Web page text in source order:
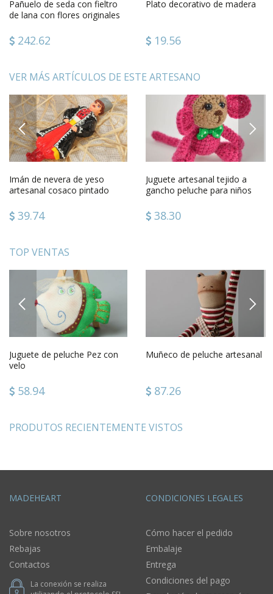
Pañuelo de seda con fieltro
de lana con flores originales
242.62
Plato decorativo de madera
19.56
VER MÁS ARTÍCULOS DE ESTE ARTESANO
PREVIOUS
Imán de nevera de yeso
artesanal cosaco pintado
39.74
Juguete artesanal tejido a
gancho peluche para niños
38.30
NEXT
TOP VENTAS
PREVIOUS
Juguete de peluche Pez con
velo
58.94
Muñeco de peluche artesanal
87.26
NEXT
PRODUTOS RECIENTEMENTE VISTOS
MADEHEART
Sobre nosotros
Rebajas
Contactos
La conexión se realiza
CONDICIONES LEGALES
Cómo hacer el pedido
Embalaje
Entrega
Condiciones del pago